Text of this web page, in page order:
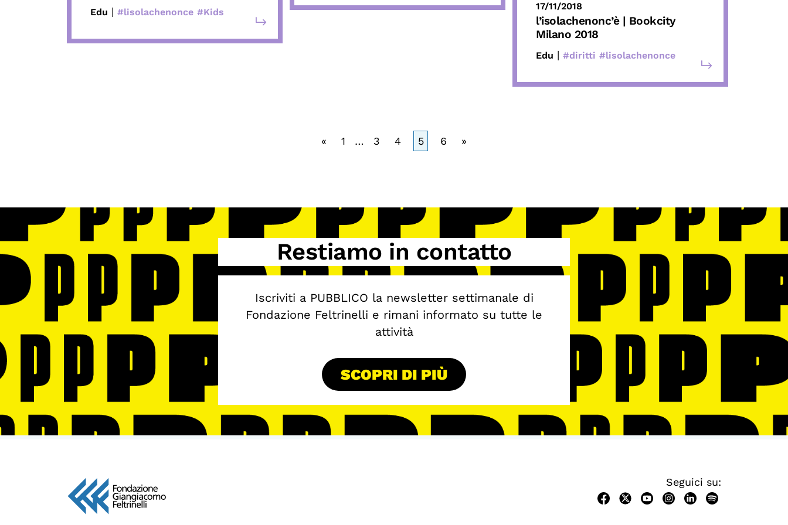
Edu | #lisolachenonce #Kids
17/11/2018
l’isolachenonc’è | Bookcity
Milano 2018
Edu | #diritti #lisolachenonce
« 1 … 3 4 5 6 »
Restiamo in contatto
Iscriviti a PUBBLICO la newsletter settimanale di
Fondazione Feltrinelli e rimani informato su tutte le
attività
SCOPRI DI PIÙ
Seguici su: